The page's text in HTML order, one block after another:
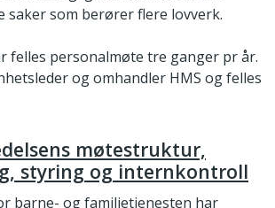
saker som berører flere lovverk.
felles personalmøte tre ganger pr år.
og omhandler HMS og felles
møtestruktur,
styring og internkontroll
barne- og familietjenesten har